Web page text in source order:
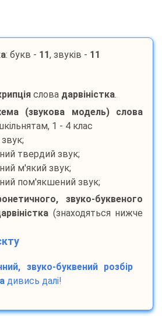
: букв - 11, звуків - 11
слова дарвіністка.
(звукова модель) слова
1 - 4 клас
твердий звук;
м'який звук;
пом'якшений звук;
звуко-буквеного
(знаходяться нижче
звуко-буквений розбір
дивись далі!